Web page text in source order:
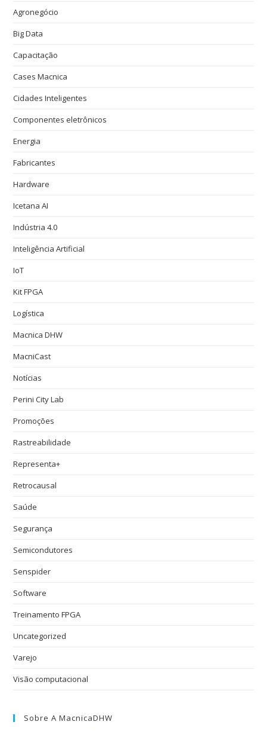
Agronegócio
Big Data
Capacitação
Cases Macnica
Cidades Inteligentes
Componentes eletrônicos
Energia
Fabricantes
Hardware
Icetana AI
Indústria 4.0
Inteligência Artificial
IoT
Kit FPGA
Logística
Macnica DHW
MacniCast
Notícias
Perini City Lab
Promoções
Rastreabilidade
Representa+
Retrocausal
Saúde
Segurança
Semicondutores
Senspider
Software
Treinamento FPGA
Uncategorized
Varejo
Visão computacional
Sobre A MacnicaDHW